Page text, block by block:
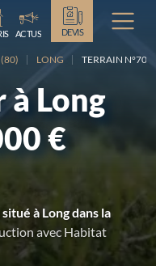
ACTUS DEVIS
LONG TERRAIN
Long
€
à Long dans la
avec Habitat